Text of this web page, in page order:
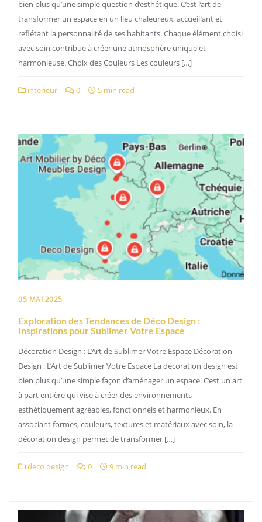
bien plus qu’une simple question d’esthétique. C’est l’art de
transformer un espace en un lieu chaleureux, accueillant et
reflétant la personnalité de ses habitants. Chaque élément choisi
avec soin contribue à créer une atmosphère unique et
harmonieuse. Choix des Couleurs Les couleurs […]
interieur 0 5 min read
05 MAI 2025
Exploration des Tendances de Déco Design :
Inspirations pour Sublimer Votre Espace
Décoration Design : L’Art de Sublimer Votre Espace Décoration
Design : L’Art de Sublimer Votre Espace La décoration design est
bien plus qu’une simple façon d’aménager un espace. C’est un art
à part entière qui vise à créer des environnements
esthétiquement agréables, fonctionnels et harmonieux. En
associant formes, couleurs, textures et matériaux avec soin, la
décoration design permet de transformer […]
deco design 0 9 min read